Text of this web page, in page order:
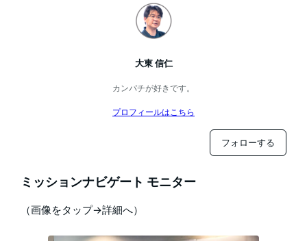
大東 信仁
カンパチが好きです。
プロフィールはこちら
フォローする
ミッションナビゲート モニター
（画像をタップ→詳細へ）